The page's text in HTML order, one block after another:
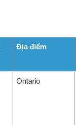
Địa điểm
Ontario